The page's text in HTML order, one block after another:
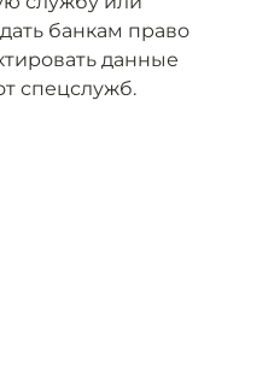
банкам право
данные
спецслужб.